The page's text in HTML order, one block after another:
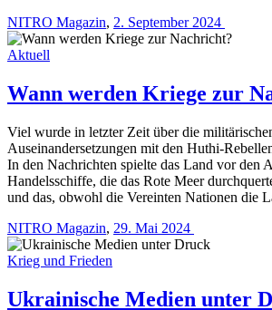
NITRO Magazin, 2. September 2024
Aktuell
Wann werden Kriege zur
Viel wurde in letzter Zeit über die
Auseinandersetzungen mit den Huthi-
In den Nachrichten spielte das Land vor den
Handelsschiffe, die das Rote Meer
und das, obwohl die Vereinten Nationen die
NITRO Magazin, 29. Mai 2024
Krieg und Frieden
Ukrainische Medien unter